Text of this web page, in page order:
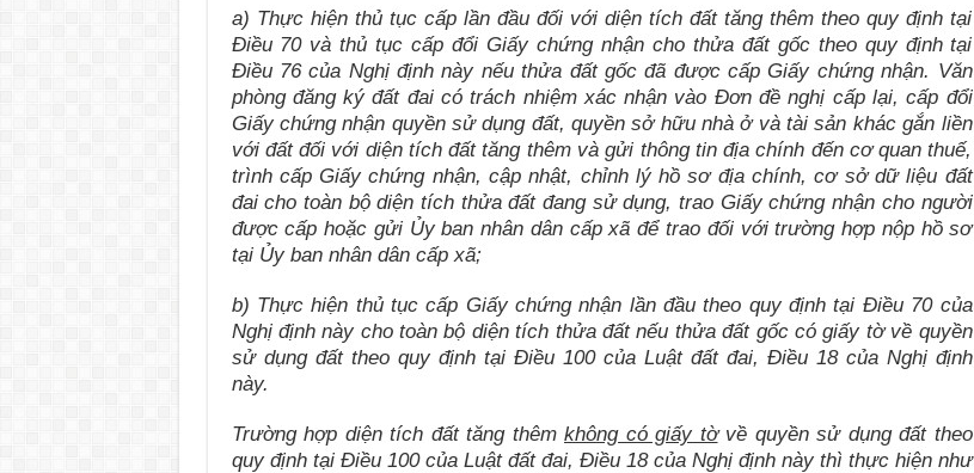
a) Thực hiện thủ tục cấp lần đầu đối với diện tích đất tăng thêm theo quy định tại
Điều 70 và thủ tục cấp đổi Giấy chứng nhận cho thửa đất gốc theo quy định tại
Điều 76 của Nghị định này nếu thửa đất gốc đã được cấp Giấy chứng nhận. Văn
phòng đăng ký đất đai có trách nhiệm xác nhận vào Đơn đề nghị cấp lại, cấp đổi
Giấy chứng nhận quyền sử dụng đất, quyền sở hữu nhà ở và tài sản khác gắn liền
với đất đối với diện tích đất tăng thêm và gửi thông tin địa chính đến cơ quan thuế,
trình cấp Giấy chứng nhận, cập nhật, chỉnh lý hồ sơ địa chính, cơ sở dữ liệu đất
đai cho toàn bộ diện tích thửa đất đang sử dụng, trao Giấy chứng nhận cho người
được cấp hoặc gửi Ủy ban nhân dân cấp xã để trao đối với trường hợp nộp hồ sơ
tại Ủy ban nhân dân cấp xã;
b) Thực hiện thủ tục cấp Giấy chứng nhận lần đầu theo quy định tại Điều 70 của
Nghị định này cho toàn bộ diện tích thửa đất nếu thửa đất gốc có giấy tờ về quyền
sử dụng đất theo quy định tại Điều 100 của Luật đất đai, Điều 18 của Nghị định
này.
Trường hợp diện tích đất tăng thêm không có giấy tờvề quyền sử dụng đất theo
quy định tại Điều 100 của Luật đất đai, Điều 18 của Nghị định này thì thực hiện như